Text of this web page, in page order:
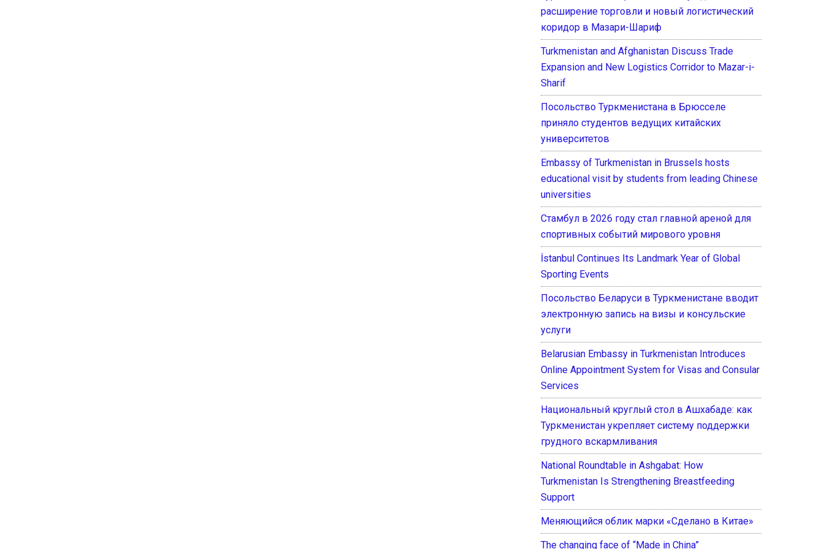
расширение торговли и новый логистический
коридор в Мазари-Шариф
Turkmenistan and Afghanistan Discuss Trade
Expansion and New Logistics Corridor to Mazar-i-
Sharif
Посольство Туркменистана в Брюсселе
приняло студентов ведущих китайских
университетов
Embassy of Turkmenistan in Brussels hosts
educational visit by students from leading Chinese
universities
Стамбул в 2026 году стал главной ареной для
спортивных событий мирового уровня
İstanbul Continues Its Landmark Year of Global
Sporting Events
Посольство Беларуси в Туркменистане вводит
электронную запись на визы и консульские
услуги
Belarusian Embassy in Turkmenistan Introduces
Online Appointment System for Visas and Consular
Services
Национальный круглый стол в Ашхабаде: как
Туркменистан укрепляет систему поддержки
грудного вскармливания
National Roundtable in Ashgabat: How
Turkmenistan Is Strengthening Breastfeeding
Support
Меняющийся облик марки «Сделано в Китае»
The changing face of “Made in China”